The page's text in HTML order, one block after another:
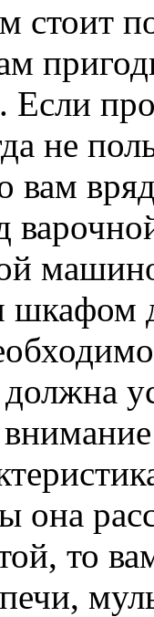
не
вам
она
то